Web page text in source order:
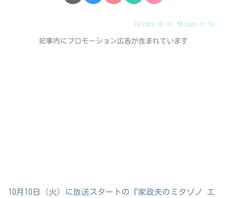
2023.10.10 2023.11.13
記事内にプロモーション広告が含まれています
10月10日（火）に放送スタートの『家政夫のミタゾノ エ